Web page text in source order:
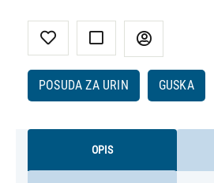
POSUDA ZA URIN GUSKA
OPIS